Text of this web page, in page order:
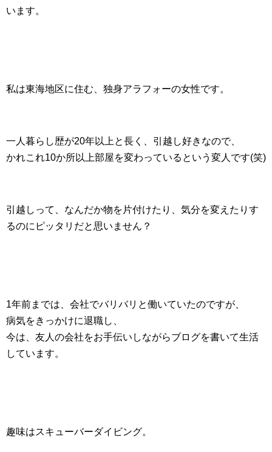
います。
私は東海地区に住む、独身アラフォーの女性です。
一人暮らし歴が20年以上と長く、引越し好きなので、
かれこれ10か所以上部屋を変わっているという変人です(笑)
引越しって、なんだか物を片付けたり、気分を変えたりす
るのにピッタリだと思いません？
1年前までは、会社でバリバリと働いていたのですが、
病気をきっかけに退職し、
今は、友人の会社をお手伝いしながらブログを書いて生活
しています。
趣味はスキューバーダイビング。